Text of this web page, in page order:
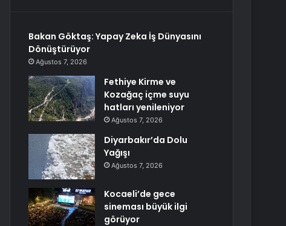
Bakan Göktaş: Yapay Zeka İş Dünyasını
Dönüştürüyor
Ağustos 7, 2026
Fethiye Kirme ve
Kozağaç içme suyu
hatları yenileniyor
Ağustos 7, 2026
Diyarbakır’da Dolu
Yağışı
Ağustos 7, 2026
Kocaeli’de gece
sineması büyük ilgi
görüyor